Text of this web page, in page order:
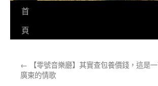
首
頁
← 【零號音樂廳】其實查包養價錢，這是
廣東的情歌